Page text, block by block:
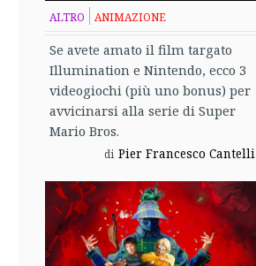
ALTRO ANIMAZIONE
Se avete amato il film targato
Illumination e Nintendo, ecco 3
videogiochi (più uno bonus) per
avvicinarsi alla serie di Super
Mario Bros.
di Pier Francesco Cantelli